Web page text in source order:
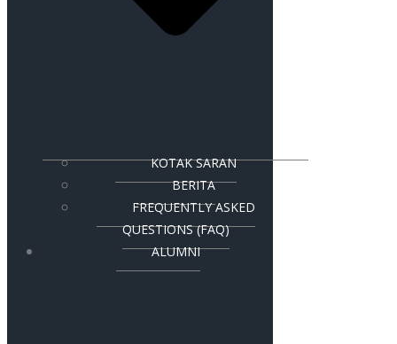
KOTAK SARAN
BERITA
FREQUENTLY ASKED
QUESTIONS (FAQ)
ALUMNI